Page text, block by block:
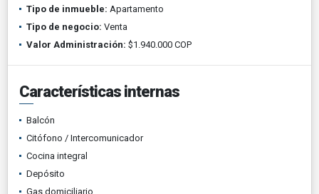
Tipo de inmueble: Apartamento
Tipo de negocio: Venta
Valor Administración: $1.940.000 COP
Características internas
Balcón
Citófono / Intercomunicador
Cocina integral
Depósito
Gas domiciliario